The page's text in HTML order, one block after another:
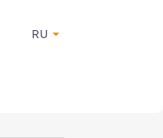
RU